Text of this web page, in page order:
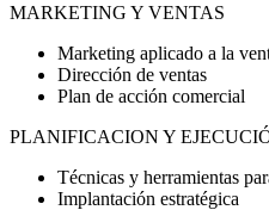
MARKETING Y VENTAS
Marketing aplicado a la
Dirección de ventas
Plan de acción comercial
PLANIFICACION Y
Técnicas y herramientas
Implantación estratégica